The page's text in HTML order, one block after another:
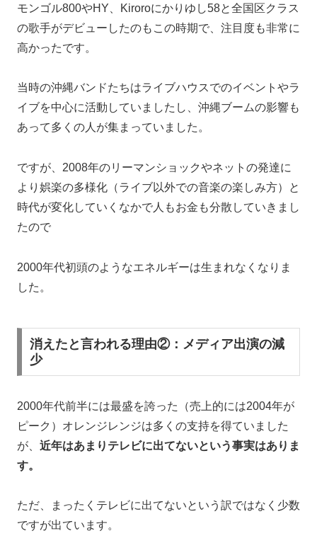
モンゴル800やHY、Kiroroにかりゆし58と全国区クラス
の歌手がデビューしたのもこの時期で、注目度も非常に
高かったです。
当時の沖縄バンドたちはライブハウスでのイベントやラ
イブを中心に活動していましたし、沖縄ブームの影響も
あって多くの人が集まっていました。
ですが、2008年のリーマンショックやネットの発達に
より娯楽の多様化（ライブ以外での音楽の楽しみ方）と
時代が変化していくなかで人もお金も分散していきまし
たので
2000年代初頭のようなエネルギーは生まれなくなりま
した。
消えたと言われる理由②：メディア出演の減
少
2000年代前半には最盛を誇った（売上的には2004年が
ピーク） オレンジレンジは多くの支持を得ていました
が、 近年はあまりテレビに出てないという事実はありま
す。
ただ、まったくテレビに出てないという訳ではなく少数
ですが出ています。